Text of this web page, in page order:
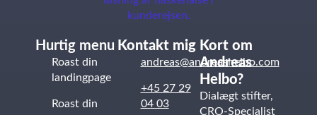
Hurtig menu
Roast din
landingpage
Roast din
Kort om
Andreas
Helbo?
Dialægt stifter,
CRO-Specialist
Kontakt mig
andreas@andreashelbo.com
+45 27 29
04 03